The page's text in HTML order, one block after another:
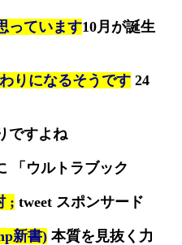
っています10月が誕生
りになるそうです 24
ですよね
「ウルトラブック
; tweet スポンサード
新書) 本質を見抜く力